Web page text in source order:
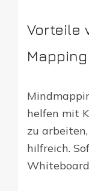
Vorteile
helfen mit
zu
hilfreich.